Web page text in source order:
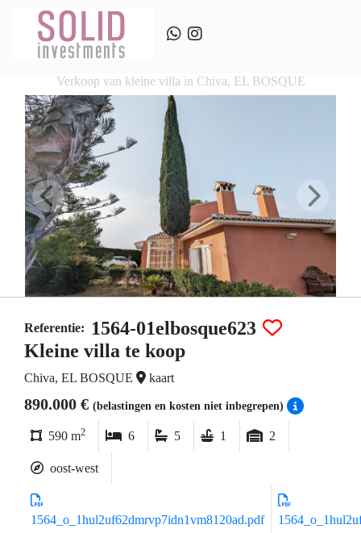
Verkoop van kleine villa in Chiva, EL BOSQUE
Referentie:
1564-01elbosque623
Kleine villa te koop
Chiva, EL BOSQUE kaart
890.000 € (belastingen en kosten niet inbegrepen)
590 m2 6 5 1 2
oost-west
1564_o_1hul2uf62dmrvp7idn1vm8120ad.pdf